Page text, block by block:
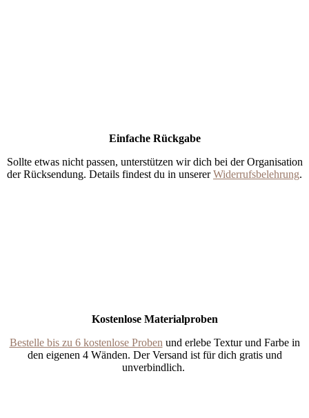
Einfache Rückgabe
Sollte etwas nicht passen, unterstützen wir dich bei der Organisation
der Rücksendung. Details findest du in unsererWiderrufsbelehrung.
Kostenlose Materialproben
Bestelle bis zu 6 kostenlose Proben und erlebe Textur und Farbe in
den eigenen 4 Wänden. Der Versand ist für dich gratis und
unverbindlich.